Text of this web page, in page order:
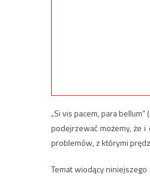
„Si vis pacem, para
podejrzewać możemy, że
problemów, z którymi
Temat wiodący